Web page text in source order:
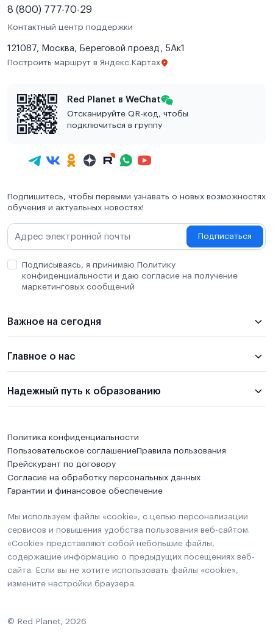
8 (800) 777-70-29
Контактный центр поддержки
121087, Москва, Береговой проезд, 5Ак1
Построить маршрут в Яндекс.Картах
Red Planet в WeChat
Отсканируйте QR-код, чтобы
подключиться в группу
Подпишитесь, чтобы первыми узнавать о новых возможностях
обучения и актуальных новостях!
Подписаться
Подписываясь, я принимаю Политику
конфиденциальности и даю согласие на получение
маркетинговых сообщений
Важное на сегодня
Главное о нас
Надежный путь к образованию
Политика конфиденциальности
Пользовательское соглашениеПравила пользования
Прейскурант по договору
Согласие на обработку персональных данных
Гарантии и финансовое обеспечение
Мы используем файлы «cookie», с целью персонализации
сервисов и повышения удобства пользования веб-сайтом.
«Cookie» представляют собой небольшие файлы,
содержащие информацию о предыдущих посещениях веб-
сайта. Если вы не хотите использовать файлы «cookie»,
измените настройки браузера.
© Red Planet, 2026